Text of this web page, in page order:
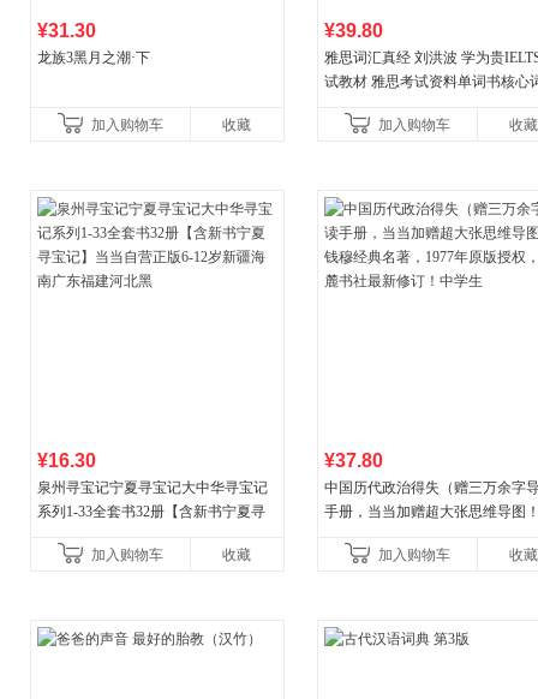
¥31.30
龙族3黑月之潮·下
加入购物车 收藏
¥39.80
雅思词汇真经 刘洪波 学为贵
试教材 雅思考试资料单词书核心
加入购物车
收藏
¥16.30
泉州寻宝记宁夏寻宝记大中华寻宝记
系列1-33全套书32册【含新书宁夏寻
广东福建河北黑
加入购物车 收藏
¥37.80
中国历代政治得失（赠三万余字
手册，当当加赠超大张思维导图
书社最新修订！中学生
加入购物车 收藏